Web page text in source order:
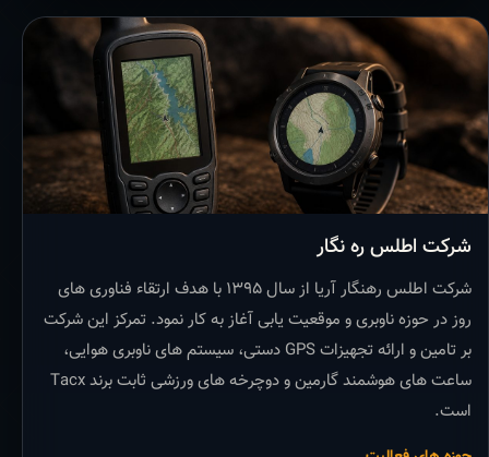
شرکت اطلس ره نگار
شرکت اطلس رهنگار آریا از سال ۱۳۹۵ با هدف ارتقاء فناوری های
روز در حوزه ناوبری و موقعیت یابی آغاز به کار نمود. تمرکز این شرکت
بر تامین و ارائه تجهیزات GPS دستی، سیستم های ناوبری هوایی،
ساعت های هوشمند گارمین و دوچرخه های ورزشی ثابت برند Tacx
است.